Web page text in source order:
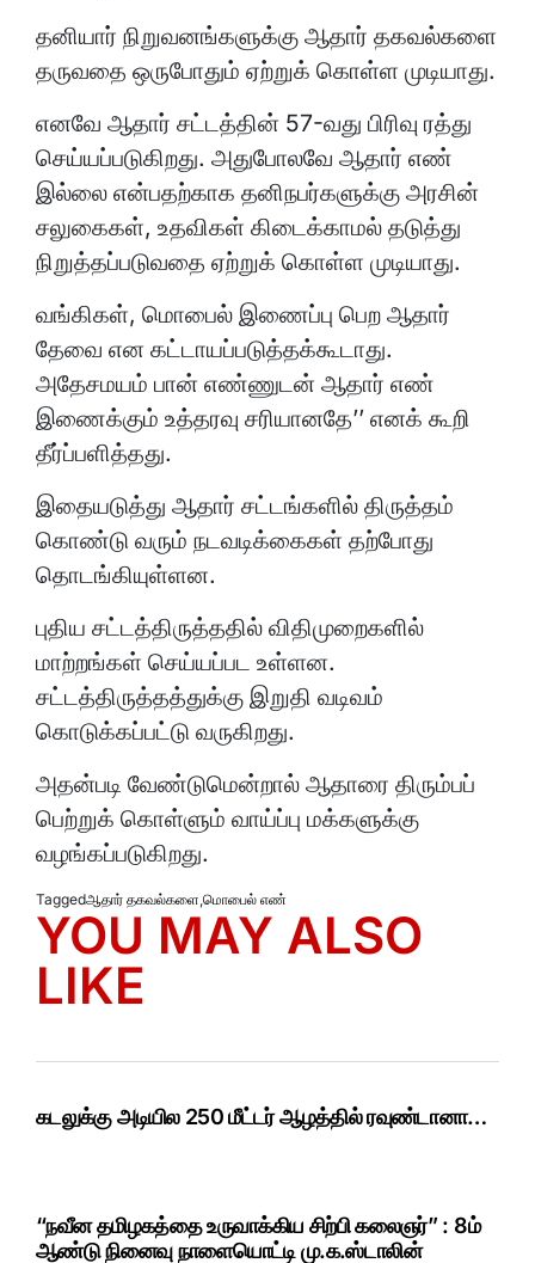
தனியார் நிறுவனங்களுக்கு ஆதார் தகவல்களை
தருவதை ஒருபோதும் ஏற்றுக் கொள்ள முடியாது.
எனவே ஆதார் சட்டத்தின் 57-வது பிரிவு ரத்து
செய்யப்படுகிறது. அதுபோலவே ஆதார் எண்
இல்லை என்பதற்காக தனிநபர்களுக்கு அரசின்
சலுகைகள், உதவிகள் கிடைக்காமல் தடுத்து
நிறுத்தப்படுவதை ஏற்றுக் கொள்ள முடியாது.
வங்கிகள், மொபைல் இணைப்பு பெற ஆதார்
தேவை என கட்டாயப்படுத்தக்கூடாது.
அதேசமயம் பான் எண்ணுடன் ஆதார் எண்
இணைக்கும் உத்தரவு சரியானதே’’ எனக் கூறி
தீர்ப்பளித்தது.
இதையடுத்து ஆதார் சட்டங்களில் திருத்தம்
கொண்டு வரும் நடவடிக்கைகள் தற்போது
தொடங்கியுள்ளன.
புதிய சட்டத்திருத்ததில் விதிமுறைகளில்
மாற்றங்கள் செய்யப்பட உள்ளன.
சட்டத்திருத்தத்துக்கு இறுதி வடிவம்
கொடுக்கப்பட்டு வருகிறது.
அதன்படி வேண்டுமென்றால் ஆதாரை திரும்பப்
பெற்றுக் கொள்ளும் வாய்ப்பு மக்களுக்கு
வழங்கப்படுகிறது.
Taggedஆதார் தகவல்களை,மொபைல் எண்
YOU MAY ALSO
LIKE
கடலுக்கு அடியில 250 மீட்டர் ஆழத்தில் ரவுண்டானா…
“நவீன தமிழகத்தை உருவாக்கிய சிற்பி கலைஞர்” : 8ம்
ஆண்டு நினைவு நாளையொட்டி மு.க.ஸ்டாலின்